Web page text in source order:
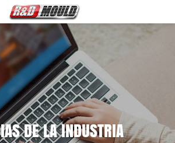
DE LA INDUSTRIA